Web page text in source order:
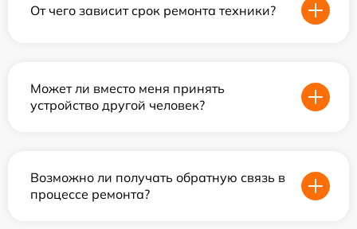
От чего зависит срок ремонта техники?
Может ли вместо меня принять
устройство другой человек?
Возможно ли получать обратную связь в
процессе ремонта?